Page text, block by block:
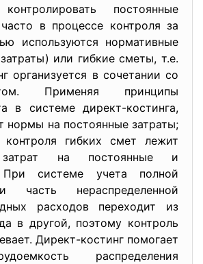
постоянные
в процессе контроля за
используются нормативные
или гибкие сметы, т.е.
организуется в сочетании со
Применяя принципы
в системе директ-костинга,
нормы на постоянные затраты;
гибких смет лежит
затрат на постоянные и
При системе учета полной
часть нераспределенной
расходов переходит из
в другой, поэтому контроль
Директ-костинг помогает
распределения